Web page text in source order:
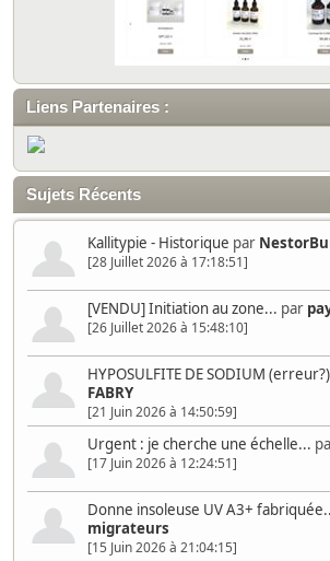
Liens Partenaires :
Sujets Récents
Kallitypie - Historique par
[28 Juillet 2026 à 17:18:51]
[VENDU] Initiation au zone... par
[26 Juillet 2026 à 15:48:10]
HYPOSULFITE DE SODIUM
FABRY
[21 Juin 2026 à 14:50:59]
Urgent : je cherche une échelle...
[17 Juin 2026 à 12:24:51]
Donne insoleuse UV A3+
migrateurs
[15 Juin 2026 à 21:04:15]